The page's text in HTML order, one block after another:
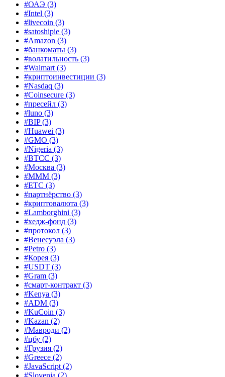
#ОАЭ (3)
#Intel (3)
#livecoin (3)
#satoshipie (3)
#Amazon (3)
#банкоматы (3)
#волатильность (3)
#Walmart (3)
#криптоинвестиции (3)
#Nasdaq (3)
#Coinsecure (3)
#пресейл (3)
#luno (3)
#BIP(3)
#Huawei (3)
#GMO (3)
#Nigeria (3)
#BTCC (3)
#Москва (3)
#MMM (3)
#ETC (3)
#партнёрство (3)
#криптовалюта (3)
#Lamborghini (3)
#хедж-фонд (3)
#протокол (3)
#Венесуэла (3)
#Petro (3)
#Корея (3)
#USDT (3)
#Gram (3)
#смарт-контракт (3)
#Kenya (3)
#ADM (3)
#KuCoin (3)
#Kazan (2)
#Мавроди (2)
#цбу (2)
#Грузия (2)
#Greece (2)
#JavaScript (2)